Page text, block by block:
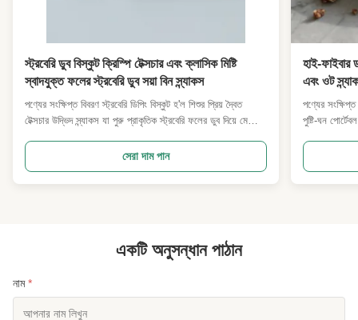
স্ট্রবেরি ডুব বিস্কুট ক্রিস্পি টেক্সচার এবং ক্লাসিক মিষ্টি
স্বাদযুক্ত ফলের স্ট্রবেরি ডুব সয়া বিন স্ন্যাকস
পণ্যের সংক্ষিপ্ত বিবরণ স্ট্রবেরি ডিপিং বিস্কুট হ'ল শিশুর প্রিয় দ্বৈত
টেক্সচার উদ্ভিদ স্ন্যাকস যা পুরু প্রাকৃতিক স্ট্রবেরি ফলের ডুব দিয়ে মেলে
দীর্ঘস্থায়ী ক্রাঞ্চ প্রদান করে, যখন ফলের ডাম্পে কৃত্রিম রাসায়নিক
অম্লতা ছাড়াই খাঁটি তাজা ...
সেরা দাম পান
হাই-ফাইবার
এবং ওট
ব্রেকফাস্ট
জন্য
পণ্যের
পুষ্টি-ঘন
ক্লাস্টার
একটি অনুসন্ধান পাঠান
নাম*